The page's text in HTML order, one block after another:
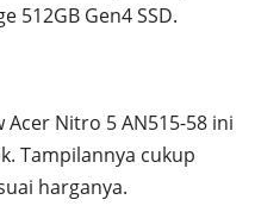
512GB Gen4 SSD.
Nitro 5 AN515-58 ini
Tampilannya cukup
harganya.